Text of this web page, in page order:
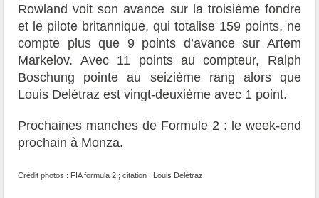
Rowland voit son avance sur la troisième fondre
et le pilote britannique, qui totalise 159 points, ne
compte plus que 9 points d’avance sur Artem
Markelov. Avec 11 points au compteur, Ralph
Boschung pointe au seizième rang alors que
Louis Delétraz est vingt-deuxième avec 1 point.
Prochaines manches de Formule 2 : le week-end
prochain à Monza.
Crédit photos : FIA formula 2 ; citation : Louis Delétraz